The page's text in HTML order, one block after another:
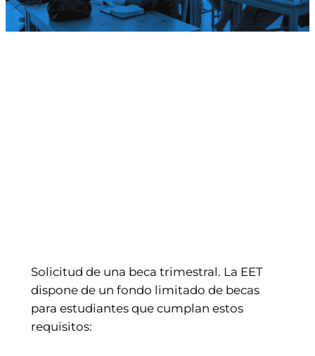
Solicitud de una beca trimestral. La EET
dispone de un fondo limitado de becas
para estudiantes que cumplan estos
requisitos: